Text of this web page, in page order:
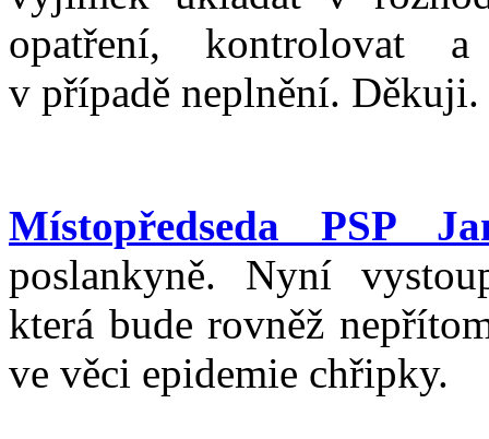
opatření, kontrolovat
v případě neplnění. Děkuji.
Místopředseda PSP
poslankyně. Nyní
která bude rovněž
ve věci epidemie chřipky.